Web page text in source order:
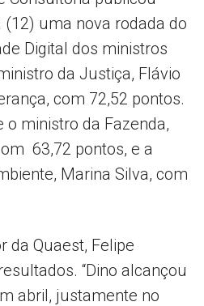
uma nova rodada do
Digital dos ministros
da Justiça, Flávio
com 72,52 pontos.
o ministro da Fazenda,
63,72 pontos, e a
Marina Silva, com
da Quaest, Felipe
“Dino alcançou
abril, justamente no